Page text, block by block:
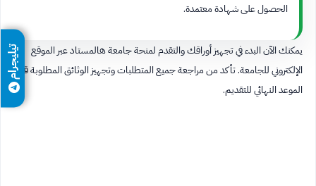
الحصول على شهادة معتمدة.
يمكنك الآن البدء في تجهيز أوراقك والتقدم لمنحة جامعة هالمستاد عبر الموقع
الإلكتروني للجامعة. تأكد من مراجعة جميع المتطلبات وتجهيز الوثائق المطلوبة قبل
الموعد النهائي للتقديم.
تيليجرام